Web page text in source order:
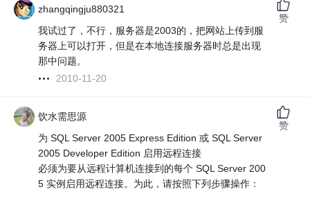
zhangqingju880321
我试过了，不行，服务器是2003的，把网站上传到服
务器上可以打开，但是在本地连接服务器时总是出现
那中问题。
2010-11-20
赞
饮水需思源
为 SQL Server 2005 Express Edition 或 SQL Server
2005 Developer Edition 启用远程连接
必须为要从远程计算机连接到的每个 SQL Server 200
5 实例启用远程连接。为此，请按照下列步骤操作：
赞